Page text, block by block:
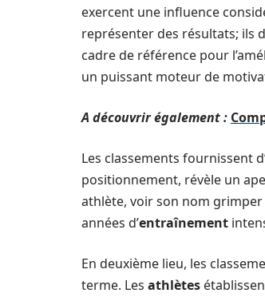
exercent une influence
représenter des résultats; ils
cadre de référence pour
un puissant moteur de
A découvrir également :
Les classements fournissent
positionnement, révèle un
athlète, voir son nom
années d’entraînement
En deuxième lieu, les
terme. Les athlètes